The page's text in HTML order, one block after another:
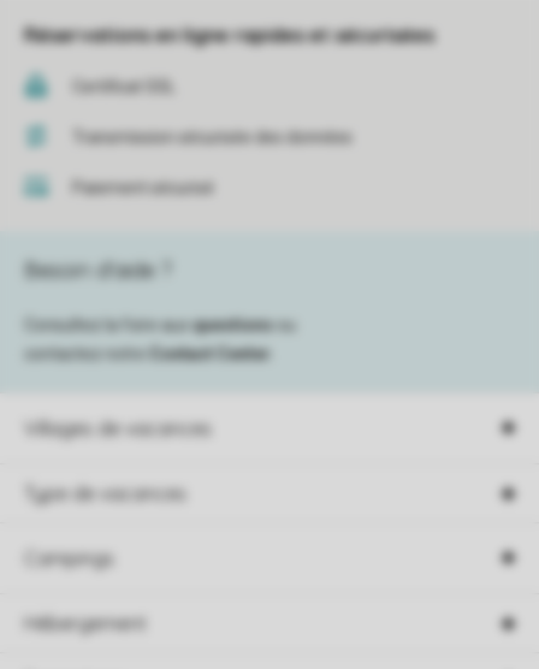
Réservations en ligne rapides et sécurisées
Certificat SSL
Transmission sécurisée des données
Paiement sécurisé
Villages de vacances
Type de vacances
Campings
Hébergement
Besoin d’aide ?
Consultez la foire aux questions
contactez notre
Contact Center